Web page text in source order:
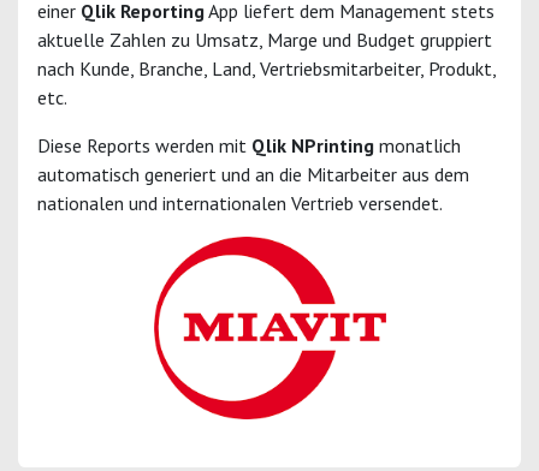
einer Qlik ReportingApp liefert dem Management stets
aktuelle Zahlen zu Umsatz, Marge und Budget gruppiert
nach Kunde, Branche, Land, Vertriebsmitarbeiter, Produkt,
etc.
Diese Reports werden mit Qlik NPrinting monatlich
automatisch generiert und an die Mitarbeiter aus dem
nationalen und internationalen Vertrieb versendet.